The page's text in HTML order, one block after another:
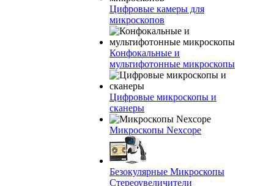
Цифровые камеры для
микроскопов
Конфокальные и
мультифотонные микроскопы
Цифровые микроскопы и
сканеры
Микроскопы Nexcope
Безокулярные Микроскопы
Стереоувеличители